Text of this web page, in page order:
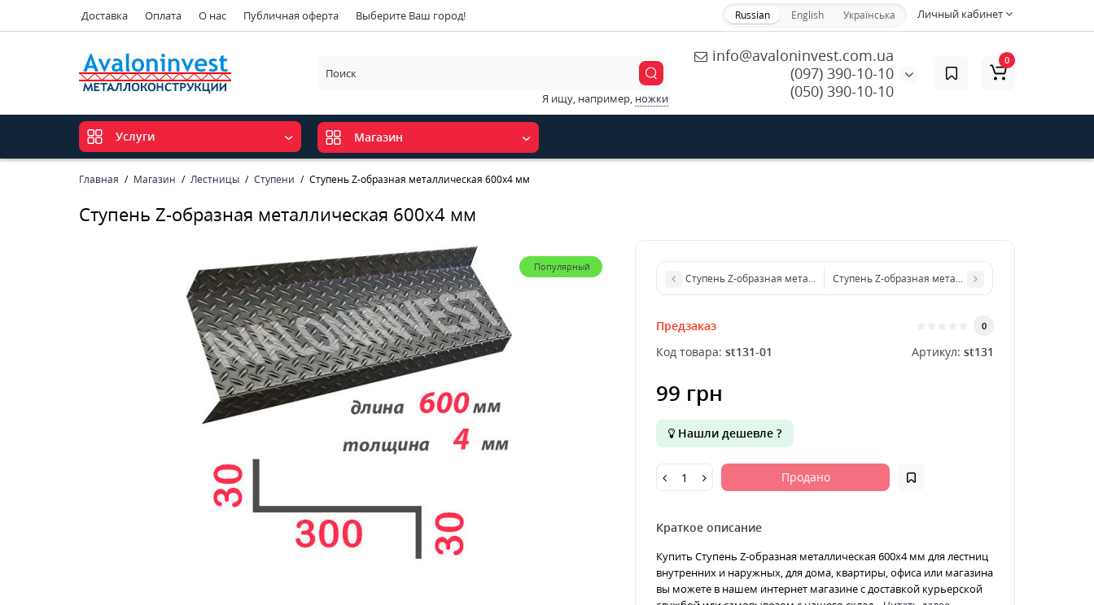
Доставка Оплата О нас Публичная оферта Выберите Ваш город! Личный кабинет
Russian English Українська
info@avaloninvest.com.ua
(097) 390-10-10
(050) 390-10-10
Я ищу, например, ножки
0
Услуги Магазин
Главная Магазин Лестницы Ступени Ступень Z-образная металлическая 600x4 мм
Ступень Z-образная металлическая 600x4 мм
Популярный
Ступень Z-образная металлическая 600x3 ммСтупень Z-образная металлическая 800x3 мм
Предзаказ 0
Код товара: st131-01 Артикул: st131
99 грн
Нашли дешевле ?
Продано
Краткое описание
Купить Ступень Z-образная металлическая 600x4 мм для лестниц
внутренних и наружных, для дома, квартиры, офиса или магазина
вы можете в нашем интернет магазине с доставкой курьерской